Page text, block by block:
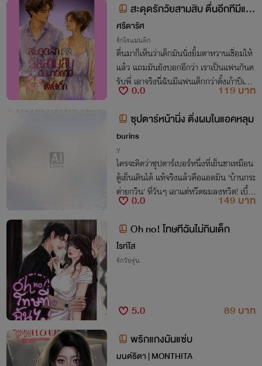
สะดุดรักวัยสามสิบ ตื่นอีกทีมีแฟ
นเด็ก
ศรีดารัศ
รักโรแมนติก
ตื่นมาก็เห็นว่าเด็กมันนั่งยิ้มตาหวานเชื่อมให้
แล้ว แถมมันยังบอกอีกว่า เราเป็นแฟนกันค
รับพี่ เอาจริงนี่ฉันมีแฟนเด็กกว่าตั้งเก้าปีเชีย
วเหรอ แถมยังหล่อมากๆ
0.0
119 บาท
ซุปตาร์หน้านิ่ง ติ่งผมในแอคหลุม
burins
Y
ใครจะคิดว่าซุปตาร์เบอร์หนึ่งที่เย็นชาเหมือน
ตู้เย็นเดินได้ แท้จริงแล้วคือแอดมิน 'บ้านกระ
ต่ายกวิน' ที่วันๆ เอาแต่หวีดผมลงทวิต! เบื้อ
งหน้าเก๊กขรึม เบื้องหลังคลั่งรักไม่ไหว งาน
0.0
149 บาท
Oh no! โทษทีฉันไม่กินเด็ก
ไรท์โส
รักวัยรุ่น
5.0
89 บาท
พริกแกงมันแซ่บ
มนต์ธิตา | MONTHITA